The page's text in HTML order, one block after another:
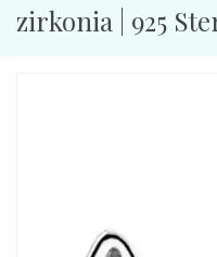
zirkonia | 925